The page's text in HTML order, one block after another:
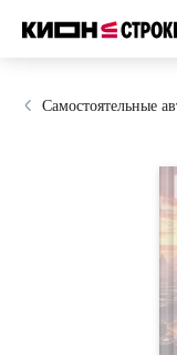
Самостоятельные